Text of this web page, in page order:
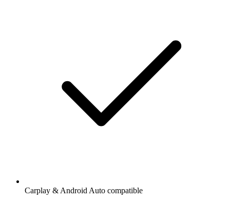
Carplay & Android Auto compatible